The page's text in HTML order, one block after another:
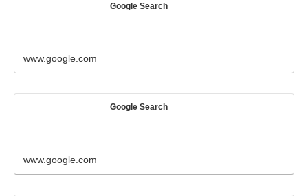
Google Search
www.google.com
Google Search
www.google.com